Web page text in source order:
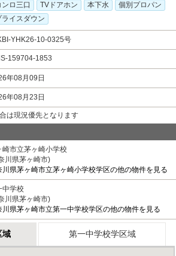
ンロ三口
TVドアホン 本下水
個別プロパン
ライスダウン
YHK26-10-0325号
159704-1853
年08月09日
年08月23日
は現況優先となります
崎市立茅ヶ崎小学校
川県茅ヶ崎市)
川県茅ヶ崎市立茅ヶ崎小学校学区の他の物件を見る
中学校
川県茅ヶ崎市)
川県茅ヶ崎市立第一中学校学区の他の物件を見る
域 第一中学校学区域